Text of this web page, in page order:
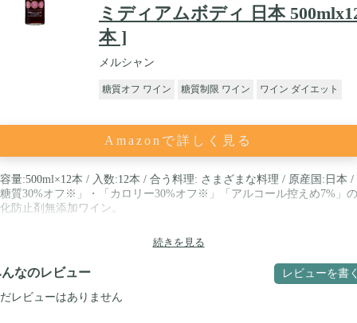
ミディアムボディ 日本
本 ]
メルシャン
糖質オフ ワイン 糖質制限 ワイン ワイン ダイエット
Amazonで詳しく見る
量:500ml×12本 / 入数:12本 / 合う料理: さまざまな料理 / 原産国:日本 /
質30%オフ※」・「カロリー30%オフ※」「アルコール控えめ7%」の
防止剤無添加ワイン。
続きを見る
なのレビュー レビューを書く
レビューはありません